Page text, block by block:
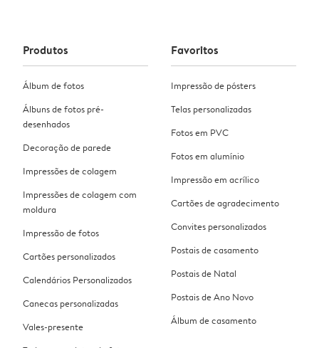
Produtos
Álbum de fotos
Álbuns de fotos pré-
desenhados
Decoração de parede
Impressões de colagem
Impressões de colagem com
moldura
Impressão de fotos
Cartões personalizados
Calendários Personalizados
Canecas personalizadas
Vales-presente
Favoritos
Impressão de pósters
Telas personalizadas
Fotos em PVC
Fotos em alumínio
Impressão em acrílico
Cartões de agradecimento
Convites personalizados
Postais de casamento
Postais de Natal
Postais de Ano Novo
Álbum de casamento